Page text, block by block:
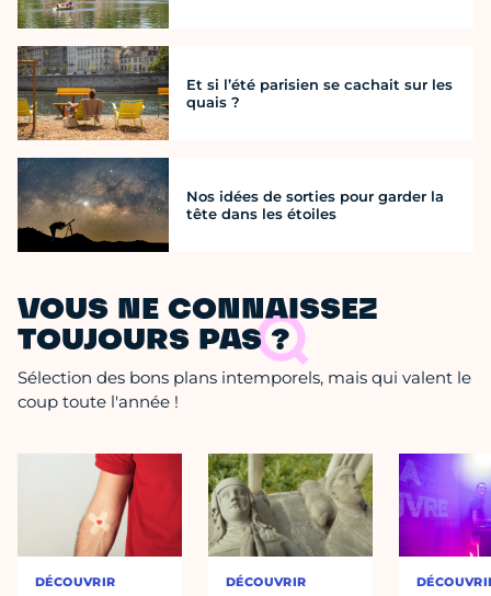
Et si l’été parisien se cachait sur les
quais ?
Nos idées de sorties pour garder la
tête dans les étoiles
VOUS NE CONNAISSEZ
TOUJOURS PAS ?
Sélection des bons plans intemporels, mais qui valent le
coup toute l'année !
DÉCOUVRIR DÉCOUVRIR